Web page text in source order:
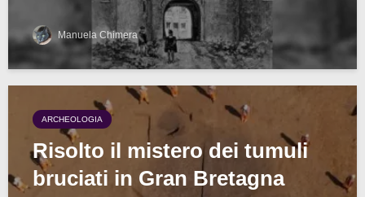
Manuela Chimera
ARCHEOLOGIA
Risolto il mistero dei tumuli
bruciati in Gran Bretagna